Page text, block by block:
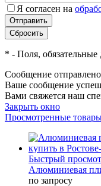
Я согласен на
* - Поля, обязательные
Сообщение отправлено
Ваше сообщение
Вами свяжется наш
Закрыть окно
Просмотренные
Быстрый
Алюминиевая
по запросу